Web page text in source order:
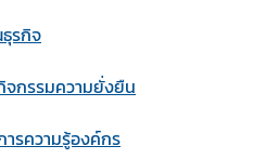
รกิจ
จกรรมความยั่งยืน
ารความรู้องค์กร